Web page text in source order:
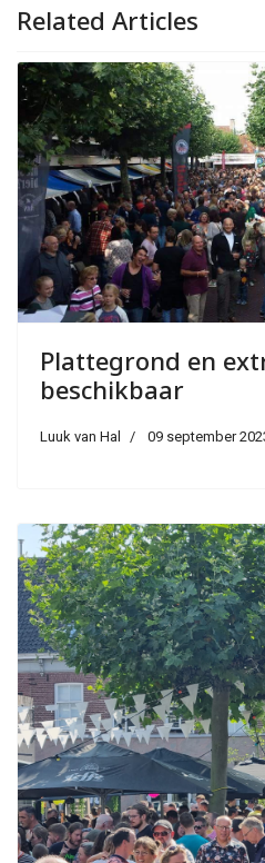
Related Articles
Plattegrond en
beschikbaar
Luuk van Hal 09 september